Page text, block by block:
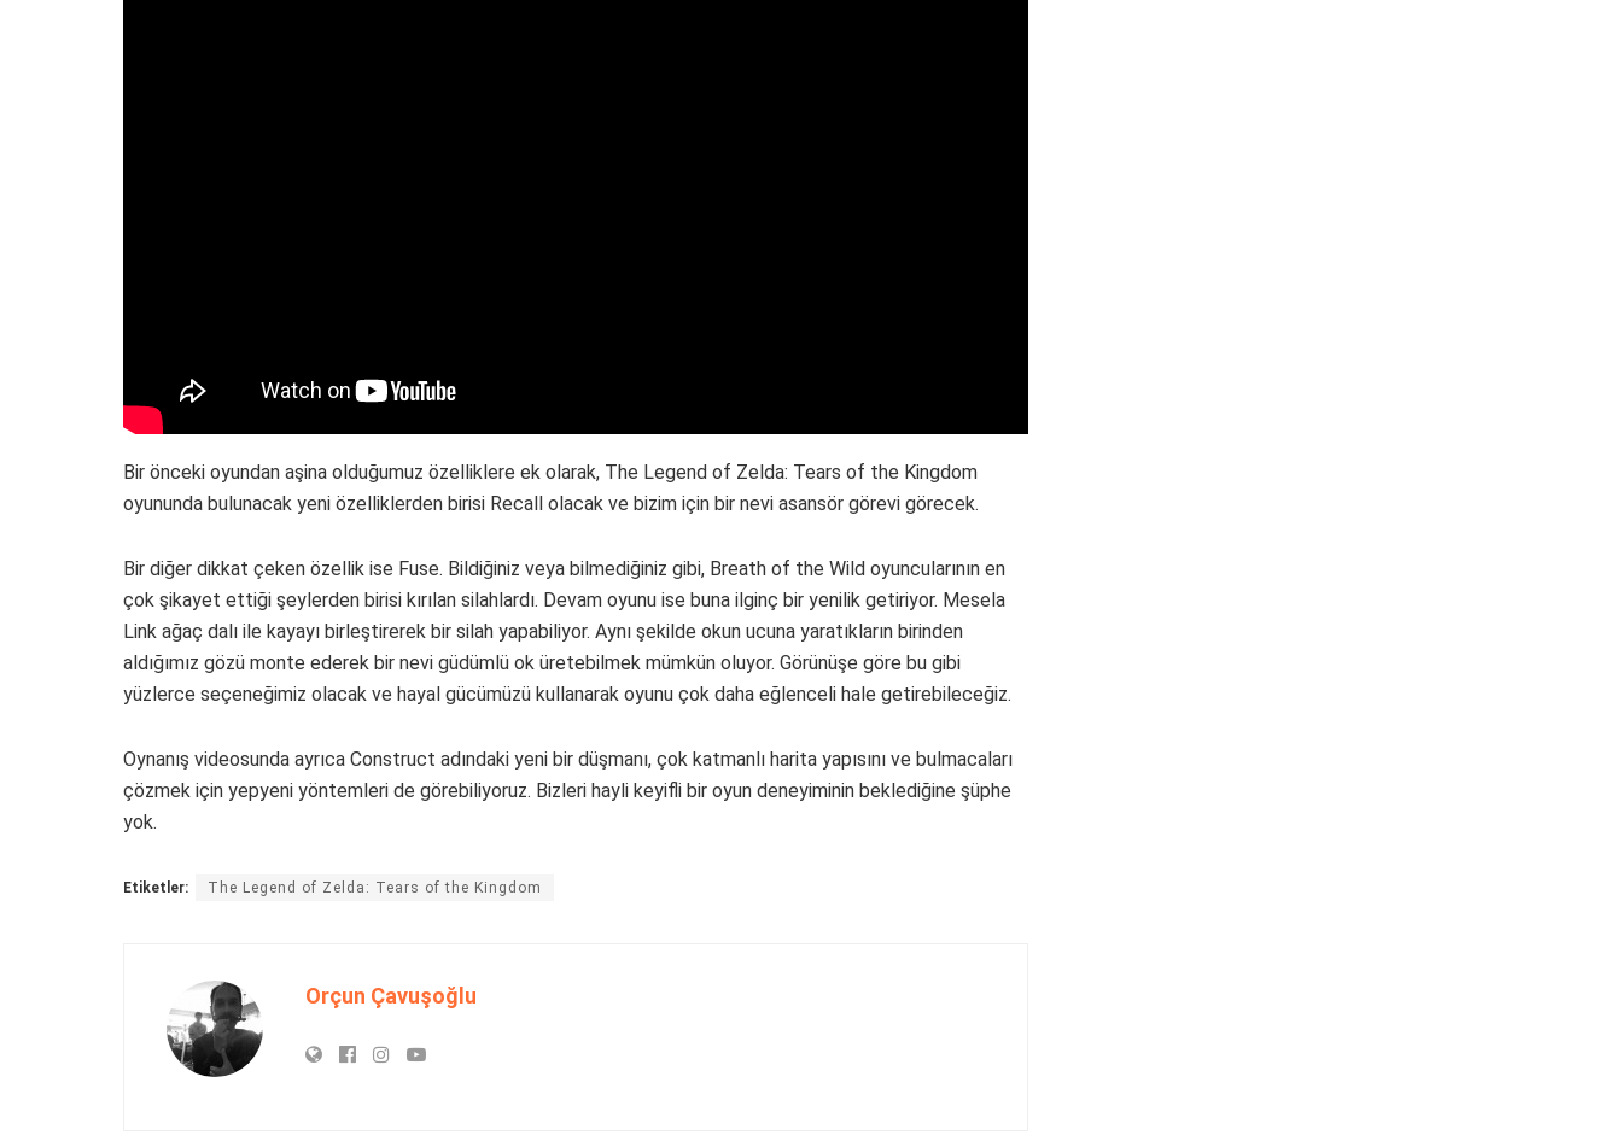
Bir önceki oyundan aşina olduğumuz özelliklere ek olarak, The Legend of Zelda: Tears of the Kingdom
oyununda bulunacak yeni özelliklerden birisi Recall olacak ve bizim için bir nevi asansör görevi görecek.
Bir diğer dikkat çeken özellik ise Fuse. Bildiğiniz veya bilmediğiniz gibi, Breath of the Wild oyuncularının en
çok şikayet ettiği şeylerden birisi kırılan silahlardı. Devam oyunu ise buna ilginç bir yenilik getiriyor. Mesela
Link ağaç dalı ile kayayı birleştirerek bir silah yapabiliyor. Aynı şekilde okun ucuna yaratıkların birinden
aldığımız gözü monte ederek bir nevi güdümlü ok üretebilmek mümkün oluyor. Görünüşe göre bu gibi
yüzlerce seçeneğimiz olacak ve hayal gücümüzü kullanarak oyunu çok daha eğlenceli hale getirebileceğiz.
Oynanış videosunda ayrıca Construct adındaki yeni bir düşmanı, çok katmanlı harita yapısını ve bulmacaları
çözmek için yepyeni yöntemleri de görebiliyoruz. Bizleri hayli keyifli bir oyun deneyiminin beklediğine şüphe
yok.
Etiketler: The Legend of Zelda: Tears of the Kingdom
Orçun Çavuşoğlu